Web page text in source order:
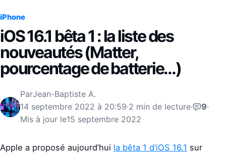
iPhone
iOS 16.1 bêta 1 : la liste des
nouveautés (Matter,
pourcentage de batterie…)
ParJean-Baptiste A.
14 septembre 2022 à 20:59·2 min de lecture· 9·
Mis à jour le15 septembre 2022
Apple a proposé aujourd’hui la bêta 1 d’iOS 16.1 sur